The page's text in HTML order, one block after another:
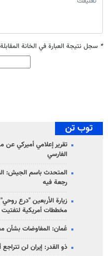
* سجل نتيجة العبارة في الخانة المقابلة
توب تن
تقرير إعلامي أميركي عن
الفارسي
المتحدث باسم الجيش:
رجعة فيه
زيارة الأربعين "درع
مخططات أمريكية
عُمان: المفاوضات بشأن
ذو القدر: إيران لن